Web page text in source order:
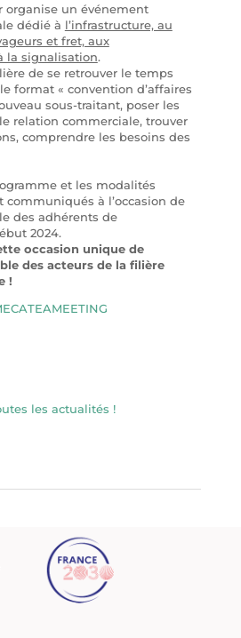
organise un événement
dédié à l’infrastructure, au
et fret, aux
la signalisation.
de se retrouver le temps
format « convention d’affaires
sous-traitant, poser les
relation commerciale, trouver
comprendre les besoins des
et les modalités
communiqués à l’occasion de
des adhérents de
2024.
occasion unique de
des acteurs de la filière
!
les actualités !